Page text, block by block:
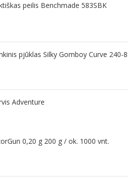
peilis Benchmade 583SBK
pjūklas Silky Gomboy Curve 240-8
Adventure
0,20 g 200 g / ok. 1000 vnt.